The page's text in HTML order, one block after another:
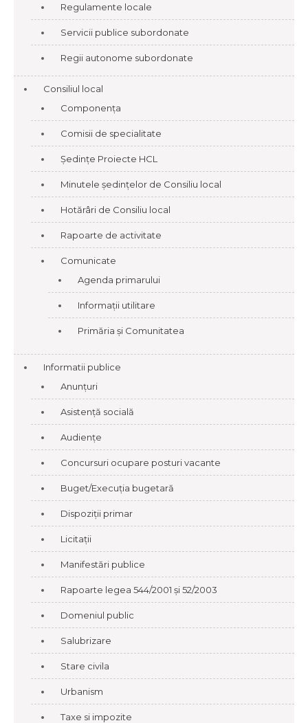
Regulamente locale
Servicii publice subordonate
Regii autonome subordonate
Consiliul local
Componența
Comisii de specialitate
Ședințe Proiecte HCL
Minutele ședințelor de Consiliu local
Hotărâri de Consiliu local
Rapoarte de activitate
Comunicate
Agenda primarului
Informații utilitare
Primăria și Comunitatea
Informatii publice
Anunțuri
Asistență socială
Audiențe
Concursuri ocupare posturi vacante
Buget/Execuția bugetară
Dispoziții primar
Licitații
Manifestări publice
Rapoarte legea 544/2001 și 52/2003
Domeniul public
Salubrizare
Stare civila
Urbanism
Taxe si impozite